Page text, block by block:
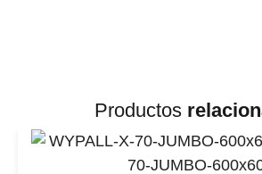
Productos